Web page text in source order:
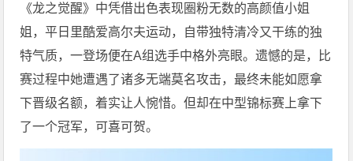
《龙之觉醒》中凭借出色表现圈粉无数的高颜值小姐
姐，平日里酷爱高尔夫运动，自带独特清冷又干练的独
特气质，一登场便在A组选手中格外亮眼。遗憾的是，比
赛过程中她遭遇了诸多无端莫名攻击，最终未能如愿拿
下晋级名额，着实让人惋惜。但却在中型锦标赛上拿下
了一个冠军，可喜可贺。